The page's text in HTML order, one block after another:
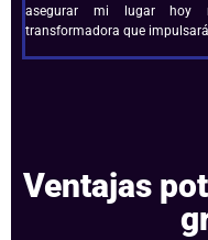
asegurar mi lugar hoy
transformadora que
Ventajas